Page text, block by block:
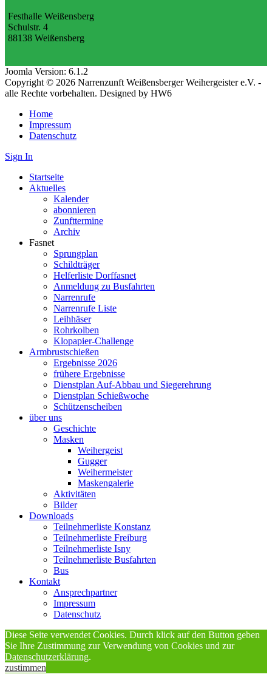
Festhalle Weißensberg
Schulstr. 4
88138 Weißensberg
Joomla Version: 6.1.2
Copyright © 2026 Narrenzunft Weißensberger Weihergeister e.V. -
alle Rechte vorbehalten. Designed by HW6
Home
Impressum
Datenschutz
Sign In
Startseite
Aktuelles
Kalender
abonnieren
Zunfttermine
Archiv
Fasnet
Sprungplan
Schildträger
Helferliste Dorffasnet
Anmeldung zu Busfahrten
Narrenrufe
Narrenrufe Liste
Leihhäser
Rohrkolben
Klopapier-Challenge
Armbrustschießen
Ergebnisse 2026
frühere Ergebnisse
Dienstplan Auf-Abbau und Siegerehrung
Dienstplan Schießwoche
Schützenscheiben
über uns
Geschichte
Masken
Weihergeist
Gugger
Weihermeister
Maskengalerie
Aktivitäten
Bilder
Downloads
Teilnehmerliste Konstanz
Teilnehmerliste Freiburg
Teilnehmerliste Isny
Teilnehmerliste Busfahrten
Bus
Kontakt
Ansprechpartner
Impressum
Datenschutz
Diese Seite verwendet Cookies. Durch klick auf den Button geben
Sie Ihre Zustimmung zur Verwendung von Cookies und zur
Datenschutzerklärung.
zustimmen